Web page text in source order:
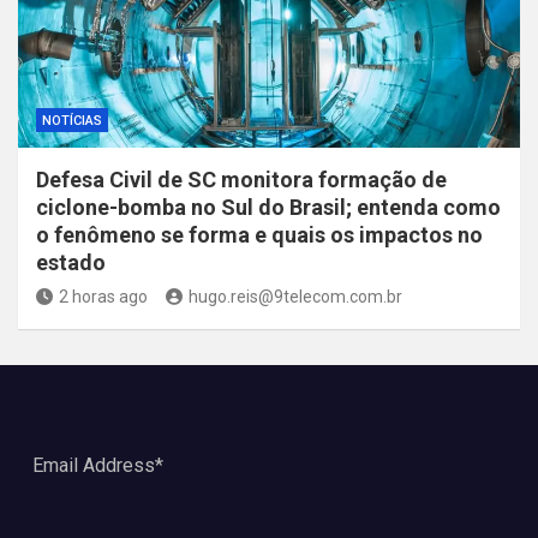
NOTÍCIAS
Defesa Civil de SC monitora formação de
ciclone-bomba no Sul do Brasil; entenda como
o fenômeno se forma e quais os impactos no
estado
2 horas ago hugo.reis@9telecom.com.br